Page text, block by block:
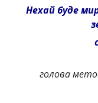
Нехай буде
голова